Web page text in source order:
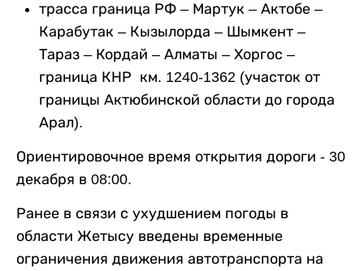
трасса граница РФ – Мартук – Актобе –
Карабутак – Кызылорда – Шымкент –
Тараз – Кордай – Алматы – Хоргос –
граница КНР км. 1240-1362 (участок от
границы Актюбинской области до города
Арал).
Ориентировочное время открытия дороги - 30
декабря в 08:00.
Ранее в связи с ухудшением погоды в
области Жетысу введены временные
ограничения движения автотранспорта на